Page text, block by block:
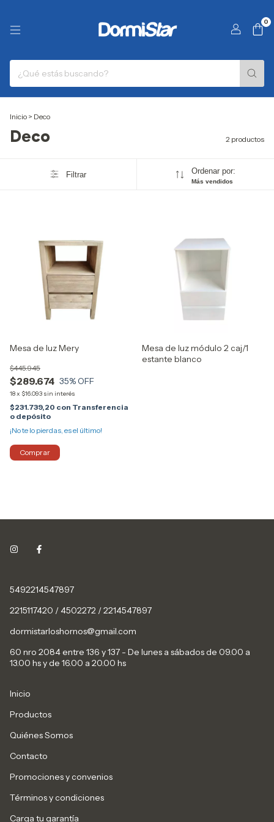
0
Inicio > Deco
Deco 2 productos
Filtrar Ordenar por:
Más vendidos
Mesa de luz Mery
$289.674
$445.945
35% OFF
18x $16.093 sin interés
$231.739,20 con Transferencia
o depósito
¡No te lo pierdas, es el último!
Comprar
Mesa de luz módulo 2 caj/1
estante blanco
5492214547897
2215117420 / 4502272 / 2214547897
dormistarloshornos@gmail.com
60 nro 2084 entre 136 y 137 - De lunes a sábados de 09.00 a
13.00 hs y de 16.00 a 20.00 hs
Inicio
Productos
Quiénes Somos
Contacto
Promociones y convenios
Términos y condiciones
Carga tu garantía